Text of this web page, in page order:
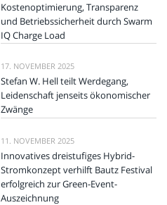
Kostenoptimierung, Transparenz
und Betriebssicherheit durch Swarm
IQ Charge Load
17. NOVEMBER 2025
Stefan W. Hell teilt Werdegang,
Leidenschaft jenseits ökonomischer
Zwänge
11. NOVEMBER 2025
Innovatives dreistufiges Hybrid-
Stromkonzept verhilft Bautz Festival
erfolgreich zur Green-Event-
Auszeichnung